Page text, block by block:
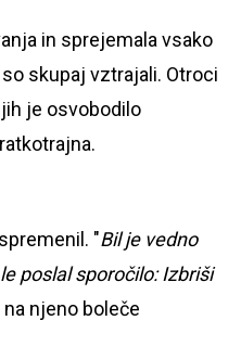
in sprejemala vsako
skupaj vztrajali. Otroci
je osvobodilo
"Bil je vedno
poslal sporočilo: Izbriši
njeno boleče